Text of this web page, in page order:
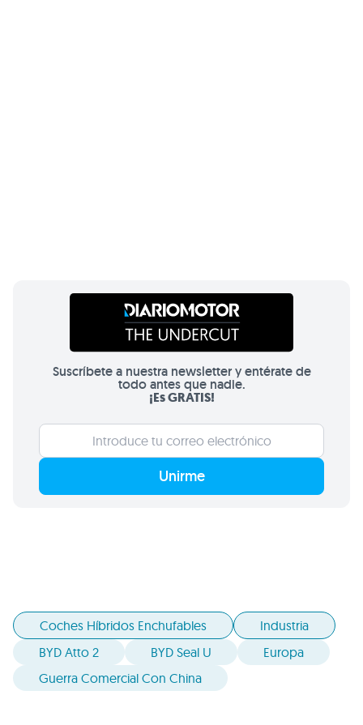
Suscríbete a nuestra newsletter y entérate de
todo antes que nadie.
¡Es GRATIS!
Unirme
Coches Híbridos Enchufables
Industria
BYD Atto 2
BYD Seal U
Europa
Guerra Comercial Con China